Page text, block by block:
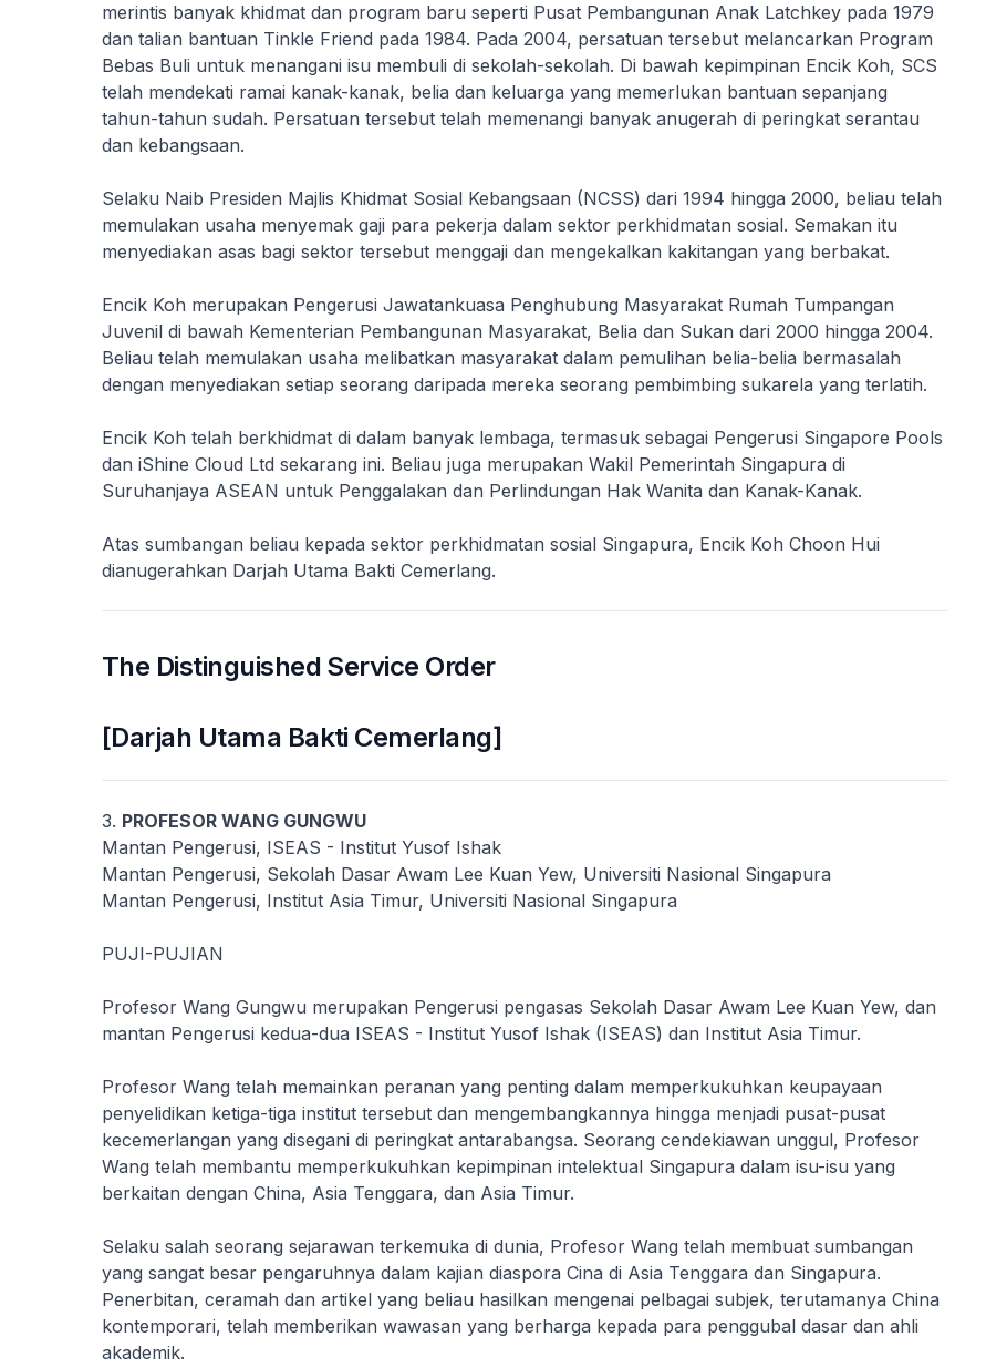
merintis banyak khidmat dan program baru seperti Pusat Pembangunan Anak Latchkey pada 1979
dan talian bantuan Tinkle Friend pada 1984. Pada 2004, persatuan tersebut melancarkan Program
Bebas Buli untuk menangani isu membuli di sekolah-sekolah. Di bawah kepimpinan Encik Koh, SCS
telah mendekati ramai kanak-kanak, belia dan keluarga yang memerlukan bantuan sepanjang
tahun-tahun sudah. Persatuan tersebut telah memenangi banyak anugerah di peringkat serantau
dan kebangsaan.
Selaku Naib Presiden Majlis Khidmat Sosial Kebangsaan (NCSS) dari 1994 hingga 2000, beliau telah
memulakan usaha menyemak gaji para pekerja dalam sektor perkhidmatan sosial. Semakan itu
menyediakan asas bagi sektor tersebut menggaji dan mengekalkan kakitangan yang berbakat.
Encik Koh merupakan Pengerusi Jawatankuasa Penghubung Masyarakat Rumah Tumpangan
Juvenil di bawah Kementerian Pembangunan Masyarakat, Belia dan Sukan dari 2000 hingga 2004.
Beliau telah memulakan usaha melibatkan masyarakat dalam pemulihan belia-belia bermasalah
dengan menyediakan setiap seorang daripada mereka seorang pembimbing sukarela yang terlatih.
Encik Koh telah berkhidmat di dalam banyak lembaga, termasuk sebagai Pengerusi Singapore Pools
dan iShine Cloud Ltd sekarang ini. Beliau juga merupakan Wakil Pemerintah Singapura di
Suruhanjaya ASEAN untuk Penggalakan dan Perlindungan Hak Wanita dan Kanak-Kanak.
Atas sumbangan beliau kepada sektor perkhidmatan sosial Singapura, Encik Koh Choon Hui
dianugerahkan Darjah Utama Bakti Cemerlang.
The Distinguished Service Order
[Darjah Utama Bakti Cemerlang]
3. PROFESOR WANG GUNGWU
Mantan Pengerusi, ISEAS - Institut Yusof Ishak
Mantan Pengerusi, Sekolah Dasar Awam Lee Kuan Yew, Universiti Nasional Singapura
Mantan Pengerusi, Institut Asia Timur, Universiti Nasional Singapura
PUJI-PUJIAN
Profesor Wang Gungwu merupakan Pengerusi pengasas Sekolah Dasar Awam Lee Kuan Yew, dan
mantan Pengerusi kedua-dua ISEAS - Institut Yusof Ishak (ISEAS) dan Institut Asia Timur.
Profesor Wang telah memainkan peranan yang penting dalam memperkukuhkan keupayaan
penyelidikan ketiga-tiga institut tersebut dan mengembangkannya hingga menjadi pusat-pusat
kecemerlangan yang disegani di peringkat antarabangsa. Seorang cendekiawan unggul, Profesor
Wang telah membantu memperkukuhkan kepimpinan intelektual Singapura dalam isu-isu yang
berkaitan dengan China, Asia Tenggara, dan Asia Timur.
Selaku salah seorang sejarawan terkemuka di dunia, Profesor Wang telah membuat sumbangan
yang sangat besar pengaruhnya dalam kajian diaspora Cina di Asia Tenggara dan Singapura.
Penerbitan, ceramah dan artikel yang beliau hasilkan mengenai pelbagai subjek, terutamanya China
kontemporari, telah memberikan wawasan yang berharga kepada para penggubal dasar dan ahli
akademik.